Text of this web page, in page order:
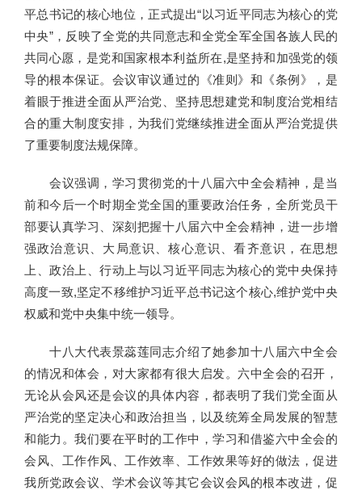
平总书记的核心地位，正式提出“以习近平同志为核心的党
中央”，反映了全党的共同意志和全党全军全国各族人民的
共同心愿，是党和国家根本利益所在,是坚持和加强党的领
导的根本保证。会议审议通过的《准则》和《条例》，是
着眼于推进全面从严治党、坚持思想建党和制度治党相结
合的重大制度安排，为我们党继续推进全面从严治党提供
了重要制度法规保障。
会议强调，学习贯彻党的十八届六中全会精神，是当
前和今后一个时期全党全国的重要政治任务，全所党员干
部要认真学习、深刻把握十八届六中全会精神，进一步增
强政治意识、大局意识、核心意识、看齐意识，在思想
上、政治上、行动上与以习近平同志为核心的党中央保持
高度一致,坚定不移维护习近平总书记这个核心,维护党中央
权威和党中央集中统一领导。
十八大代表景蕊莲同志介绍了她参加十八届六中全会
的情况和体会，对大家都有很大启发。六中全会的召开，
无论从会风还是会议的具体内容，都表明了我们党全面从
严治党的坚定决心和政治担当，以及统筹全局发展的智慧
和能力。我们要在平时的工作中，学习和借鉴六中全会的
会风、工作作风、工作效率、工作效果等好的做法，促进
我所党政会议、学术会议等其它会议会风的根本改进，促